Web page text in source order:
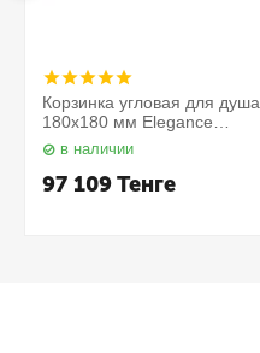
Корзинка угловая для душа
180х180 мм Elegance
11657010000 Keuco
в наличии
97 109Тенге